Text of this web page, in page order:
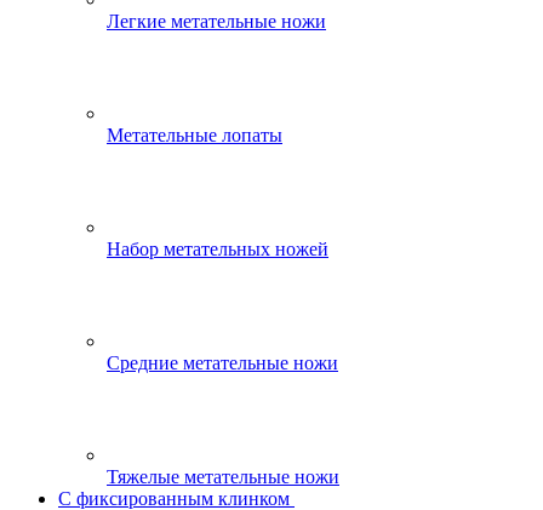
Легкие метательные ножи
Метательные лопаты
Набор метательных ножей
Средние метательные ножи
Тяжелые метательные ножи
С фиксированным клинком